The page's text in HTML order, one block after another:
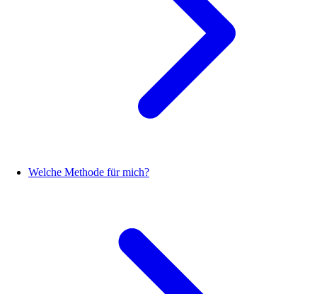
Welche Methode für mich?